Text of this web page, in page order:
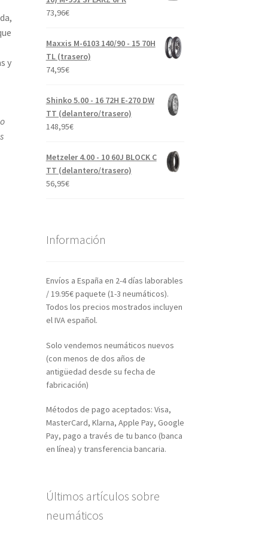
y
73,96€
Maxxis M-6103 140/90 - 15 70H
TL (trasero)
74,95€
Shinko 5.00 - 16 72H E-270 DW
TT (delantero/trasero)
148,95€
Metzeler 4.00 - 10 60J BLOCK C
TT (delantero/trasero)
56,95€
Información
Envíos a España en 2-4 días laborables
/ 19.95€ paquete (1-3 neumáticos).
Todos los precios mostrados incluyen
el IVA español.
Solo vendemos neumáticos nuevos
(con menos de dos años de
antigüedad desde su fecha de
fabricación)
Métodos de pago aceptados: Visa,
MasterCard, Klarna, Apple Pay, Google
Pay, pago a través de tu banco (banca
en línea) y transferencia bancaria.
Últimos artículos sobre
neumáticos